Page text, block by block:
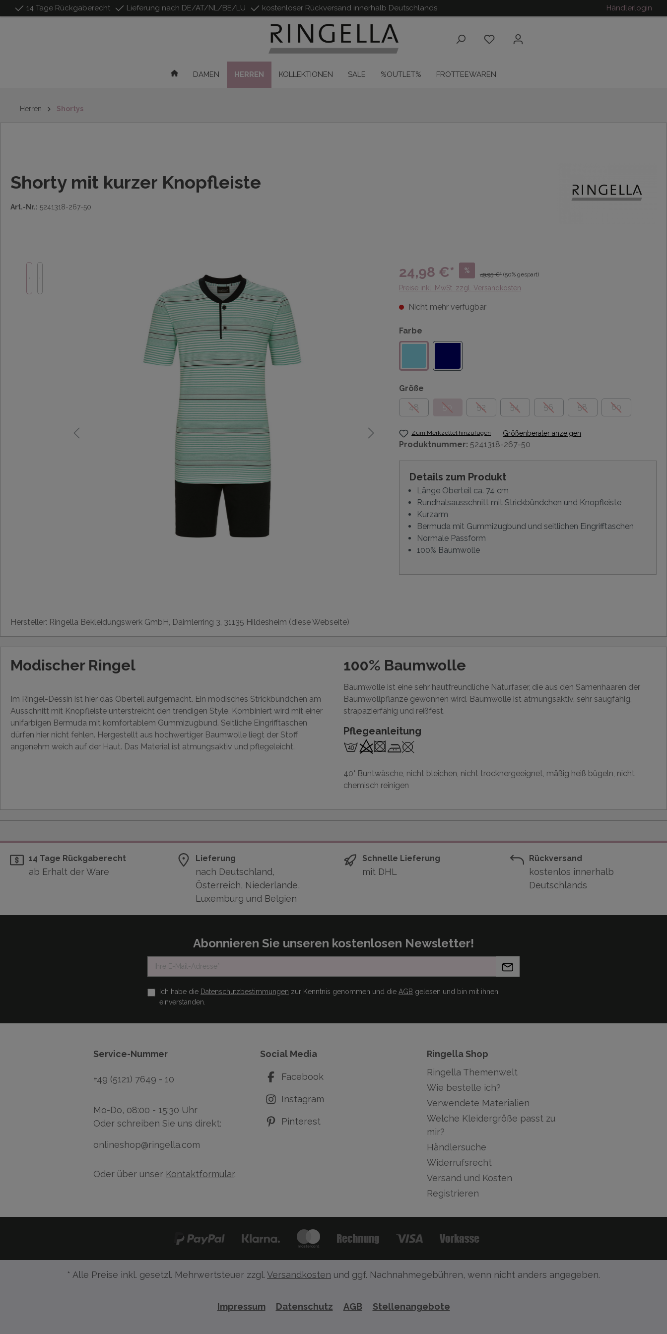
springen
14 Tage Rückgaberecht Lieferung nach DE/AT/NL/BE/LU kostenloser Rückversand innerhalb Deutschlands Händlerlogin
DAMEN HERREN KOLLEKTIONEN SALE %OUTLET% FROTTEEWAREN
Herren Shortys
Shorty mit kurzer Knopfleiste
Art.-Nr.: 5241318-267-50
24,98 €* %
49,95 €* (50% gespart)
Preise inkl. MwSt. zzgl. Versandkosten
Nicht mehr verfügbar
Farbe
Größe
48
50 52 54 56 58 60
Zum Merkzettel hinzufügen Größenberater anzeigen
Produktnummer: 5241318-267-50
Details zum Produkt
Länge Oberteil ca. 74 cm
Rundhalsausschnitt mit Strickbündchen und Knopfleiste
Kurzarm
Bermuda mit Gummizugbund und seitlichen Eingrifftaschen
Normale Passform
100% Baumwolle
Hersteller: Ringella Bekleidungswerk GmbH, Daimlerring 3, 31135 Hildesheim (diese Webseite)
Modischer Ringel
Im Ringel-Dessin ist hier das Oberteil aufgemacht. Ein modisches Strickbündchen am
Ausschnitt mit Knopfleiste unterstreicht den trendigen Style. Kombiniert wird mit einer
unifarbigen Bermuda mit komfortablem Gummizugbund. Seitliche Eingrifftaschen
dürfen hier nicht fehlen. Hergestellt aus hochwertiger Baumwolle liegt der Stoff
angenehm weich auf der Haut. Das Material ist atmungsaktiv und pflegeleicht.
100% Baumwolle
Baumwolle ist eine sehr hautfreundliche Naturfaser, die aus den Samenhaaren der
Baumwollpflanze gewonnen wird. Baumwolle ist atmungsaktiv, sehr saugfähig,
strapazierfähig und reißfest.
Pflegeanleitung
40° Buntwäsche, nicht bleichen, nicht trocknergeeignet, mäßig heiß bügeln, nicht
chemisch reinigen
14 Tage Rückgaberecht
ab Erhalt der Ware
Lieferung
nach Deutschland,
Österreich, Niederlande,
Luxemburg und Belgien
Schnelle Lieferung
mit DHL
Rückversand
kostenlos innerhalb
Deutschlands
Abonnieren Sie unseren kostenlosen Newsletter!
Ich habe die Datenschutzbestimmungen zur Kenntnis genommen und die AGB gelesen und bin mit ihnen
einverstanden.
Service-Nummer
+49 (5121) 7649 - 10
Mo-Do, 08:00 - 15:30 Uhr
Oder schreiben Sie uns direkt:
onlineshop@ringella.com
Oder über unser Kontaktformular.
Social Media
Facebook
Instagram
Pinterest
Ringella Shop
Ringella Themenwelt
Wie bestelle ich?
Verwendete Materialien
Welche Kleidergröße passt zu
mir?
Händlersuche
Widerrufsrecht
Versand und Kosten
Registrieren
* Alle Preise inkl. gesetzl. Mehrwertsteuer zzgl. Versandkosten und ggf. Nachnahmegebühren, wenn nicht anders angegeben.
Impressum Datenschutz AGB Stellenangebote